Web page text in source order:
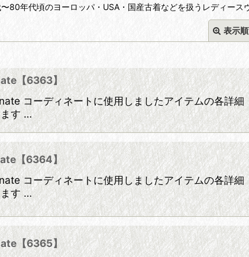
80年代頃のヨーロッパ・USA・国産古着などを扱うレディース
表示
絞り込む
【6363】
コーディネートに使用しましたアイテムの各詳
ます …
【6364】
コーディネートに使用しましたアイテムの各詳細
ます …
【6365】